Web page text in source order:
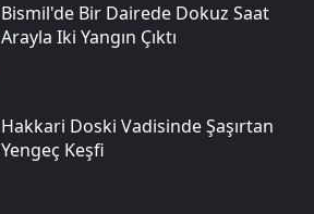
Bismil'de Bir Dairede Dokuz Saat
Arayla Iki Yangın Çıktı
Hakkari Doski Vadisinde Şaşırtan
Yengeç Keşfi